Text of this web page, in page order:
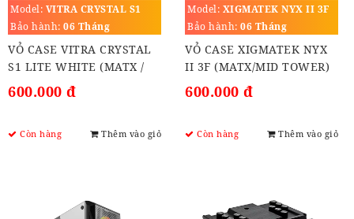
Model: VITRA CRYSTAL S1
LITE WHITE
Bảo hành: 06 Tháng
VỎ CASE VITRA CRYSTAL
S1 LITE WHITE (MATX /
MÀU TRẮNG)
600.000 đ
Còn hàng Thêm vào giỏ
Model: XIGMATEK NYX II 3F
Bảo hành: 06 Tháng
VỎ CASE XIGMATEK NYX
II 3F (MATX/MID TOWER)
600.000 đ
Còn hàng Thêm vào giỏ